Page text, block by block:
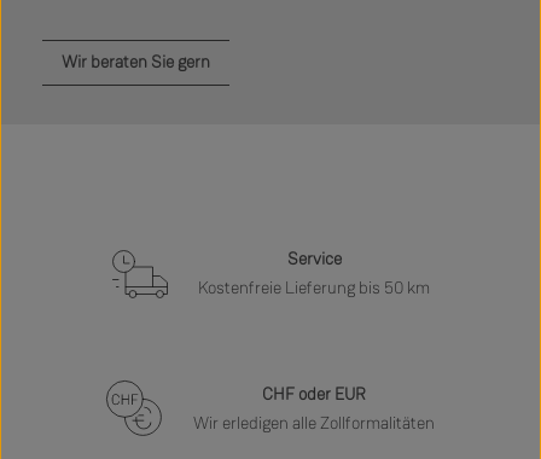
Wir beraten Sie gern
Service
Kostenfreie Lieferung bis 50 km
CHF oder EUR
Wir erledigen alle Zollformalitäten